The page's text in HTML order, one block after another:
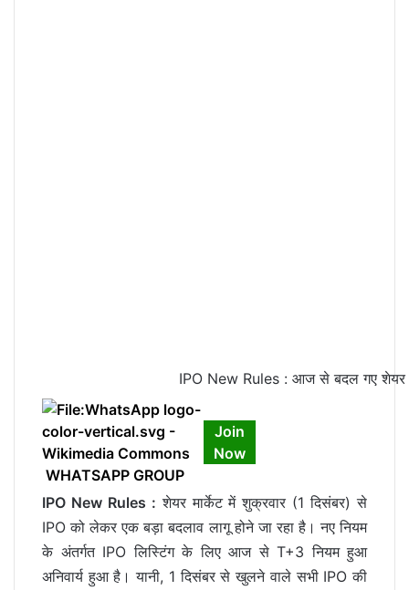
IPO New Rules : आज से बदल गए शेयर
WHATSAPP GROUP
Join
Now
IPO New Rules : शेयर मार्केट में शुक्रवार (1 दिसंबर) से
IPO को लेकर एक बड़ा बदलाव लागू होने जा रहा है। नए नियम
के अंतर्गत IPO लिस्टिंग के लिए आज से T+3 नियम हुआ
अनिवार्य हुआ है। यानी, 1 दिसंबर से खुलने वाले सभी IPO की